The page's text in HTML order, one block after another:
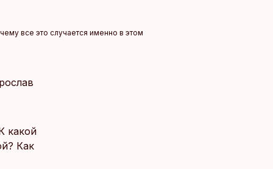
все это случается именно в этом
какой
Как